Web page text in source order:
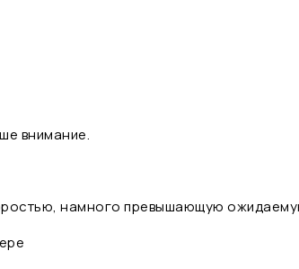
внимание.
намного превышающую